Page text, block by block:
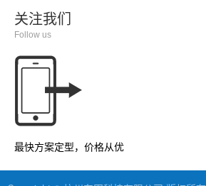
关注我们
Follow us
最快方案定型，价格从优